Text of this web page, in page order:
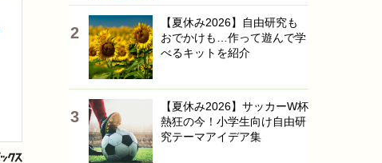
【夏休み2026】自由研究も
おでかけも…作って遊んで学
べるキットを紹介
【夏休み2026】サッカーW杯
熱狂の今！小学生向け自由研
究テーマアイデア集